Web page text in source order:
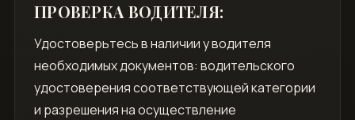
ПРОВЕРКА ВОДИТЕЛЯ:
Удостоверьтесь в наличии у водителя
необходимых документов: водительского
удостоверения соответствующей категории
и разрешения на осуществление